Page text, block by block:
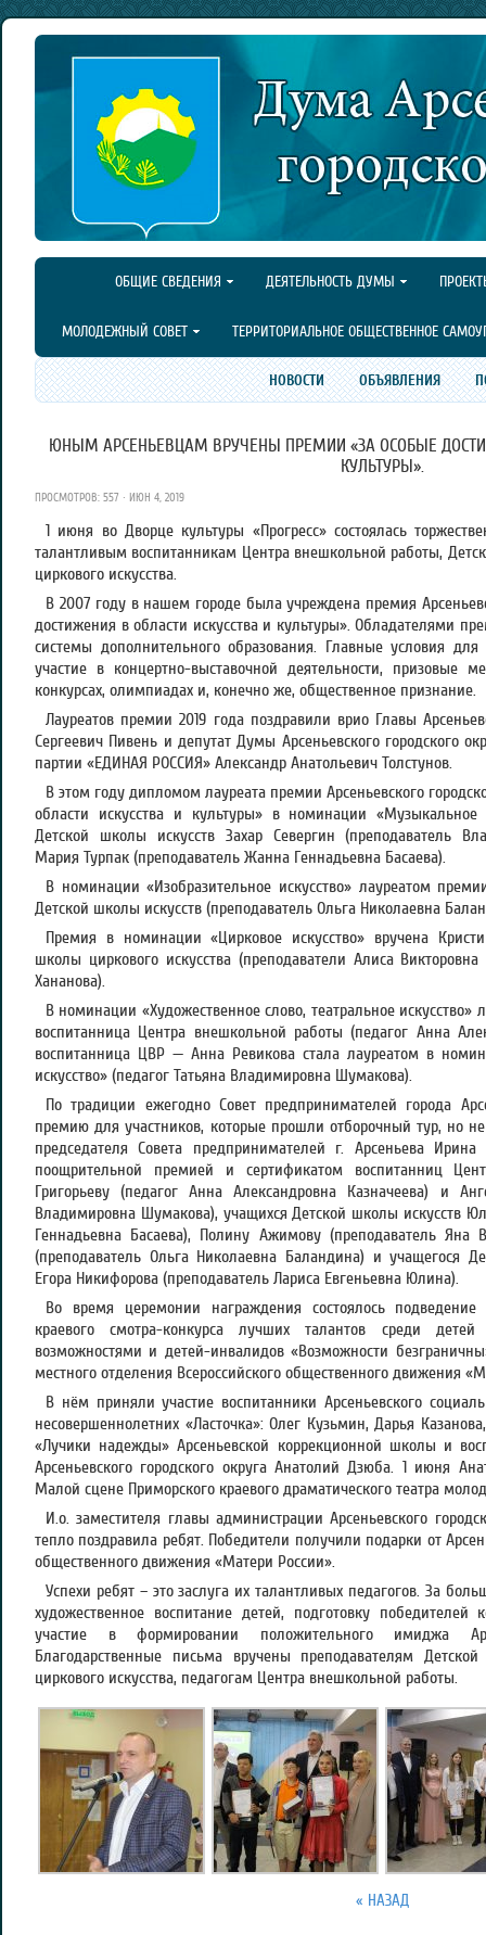
ОБЩИЕ СВЕДЕНИЯ ДЕЯТЕЛЬНОСТЬ ДУМЫ
МОЛОДЕЖНЫЙ СОВЕТ ТЕРРИТОРИАЛЬНОЕ ОБЩЕСТВЕННОЕ
НОВОСТИ ОБЪЯВЛЕНИЯ
ЮНЫМ АРСЕНЬЕВЦАМ ВРУЧЕНЫ ПРЕМИИ «ЗА ОСОБЫЕ
КУЛЬТУРЫ».
ПРОСМОТРОВ: 557 · ИЮН 4, 2019
1 июня во Дворце культуры «Прогресс» состоялась
талантливым воспитанникам Центра внешкольной работы,
циркового искусства.
В 2007 году в нашем городе была учреждена премия
достижения в области искусства и культуры». Обладателями
системы дополнительного образования. Главные условия
участие в концертно-выставочной деятельности, призовые
конкурсах, олимпиадах и, конечно же, общественное признание.
Лауреатов премии 2019 года поздравили врио Главы
Сергеевич Пивень и депутат Думы Арсеньевского городского
партии «ЕДИНАЯ РОССИЯ» Александр Анатольевич Толстунов.
В этом году дипломом лауреата премии Арсеньевского
области искусства и культуры» в номинации «Музыкальное
Детской школы искусств Захар Севергин (преподаватель
Мария Турпак (преподаватель Жанна Геннадьевна Басаева).
В номинации «Изобразительное искусство» лауреатом
Детской школы искусств (преподаватель Ольга Николаевна
Премия в номинации «Цирковое искусство» вручена
школы циркового искусства (преподаватели Алиса
Хананова).
В номинации «Художественное слово, театральное
воспитанница Центра внешкольной работы (педагог Анна
воспитанница ЦВР — Анна Ревикова стала лауреатом в
искусство» (педагог Татьяна Владимировна Шумакова).
По традиции ежегодно Совет предпринимателей города
премию для участников, которые прошли отборочный тур, но
председателя Совета предпринимателей г. Арсеньева
поощрительной премией и сертификатом воспитанниц
Григорьеву (педагог Анна Александровна Казначеева) и
Владимировна Шумакова), учащихся Детской школы искусств
Геннадьевна Басаева), Полину Ажимову (преподаватель
(преподаватель Ольга Николаевна Баландина) и учащегося
Егора Никифорова (преподаватель Лариса Евгеньевна Юлина).
Во время церемонии награждения состоялось подведение
краевого смотра-конкурса лучших талантов среди
возможностями и детей-инвалидов «Возможности
местного отделения Всероссийского общественного движения
В нём приняли участие воспитанники Арсеньевского
несовершеннолетних «Ласточка»: Олег Кузьмин, Дарья
«Лучики надежды» Арсеньевской коррекционной школы и
Арсеньевского городского округа Анатолий Дзюба. 1 июня
Малой сцене Приморского краевого драматического театра
И.о. заместителя главы администрации Арсеньевского
тепло поздравила ребят. Победители получили подарки от
общественного движения «Матери России».
Успехи ребят – это заслуга их талантливых педагогов. За
художественное воспитание детей, подготовку победителей
участие в формировании положительного имиджа
Благодарственные письма вручены преподавателям
циркового искусства, педагогам Центра внешкольной работы.
« НАЗАД